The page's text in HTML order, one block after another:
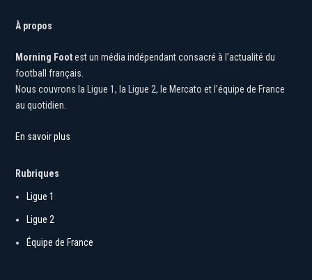
À propos
Morning Footest un média indépendant consacré à l’actualité du
football français.
Nous couvrons la Ligue 1, la Ligue 2, le Mercato et l’équipe de France
au quotidien.
En savoir plus
Rubriques
Ligue 1
Ligue 2
Équipe de France